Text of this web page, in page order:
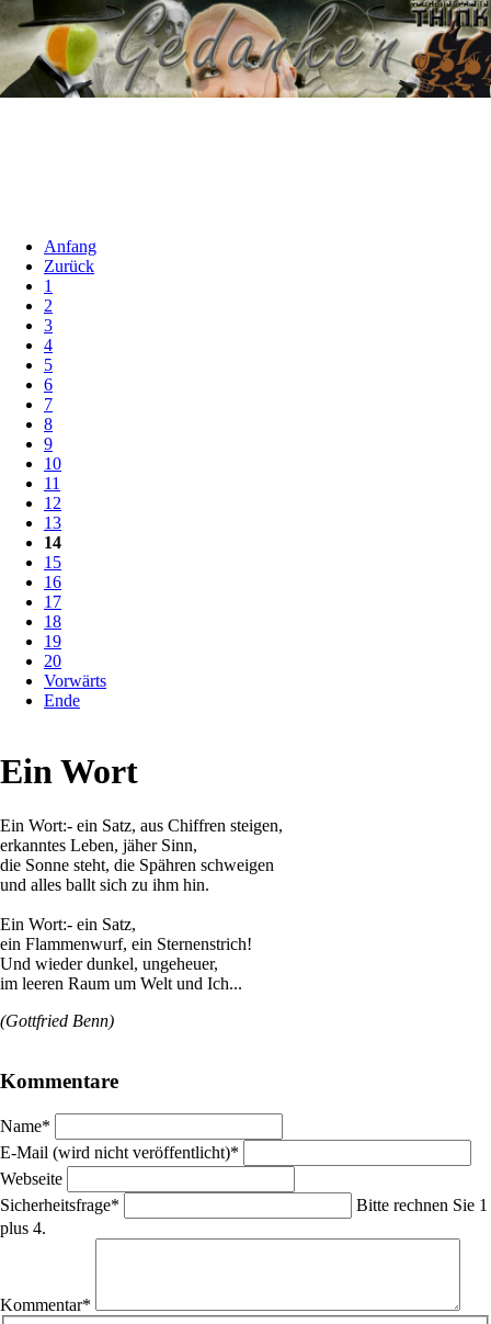
Anfang
Zurück
1
2
3
4
5
6
7
8
9
10
11
12
13
14
15
16
17
18
19
20
Vorwärts
Ende
Ein Wort
Ein Wort:- ein Satz, aus Chiffren steigen,
erkanntes Leben, jäher Sinn,
die Sonne steht, die Spähren schweigen
und alles ballt sich zu ihm hin.
Ein Wort:- ein Satz,
ein Flammenwurf, ein Sternenstrich!
Und wieder dunkel, ungeheuer,
im leeren Raum um Welt und Ich...
(Gottfried Benn)
Kommentare
Pflichtfeld
Name*
Pflichtfeld
E-Mail (wird nicht veröffentlicht)*
Webseite
Pflichtfeld
Sicherheitsfrage*
Bitte rechnen Sie 1
plus 4.
Kommentar*